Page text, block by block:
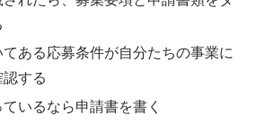
ある応募条件が自分たちの事業に
する
いるなら申請書を書く